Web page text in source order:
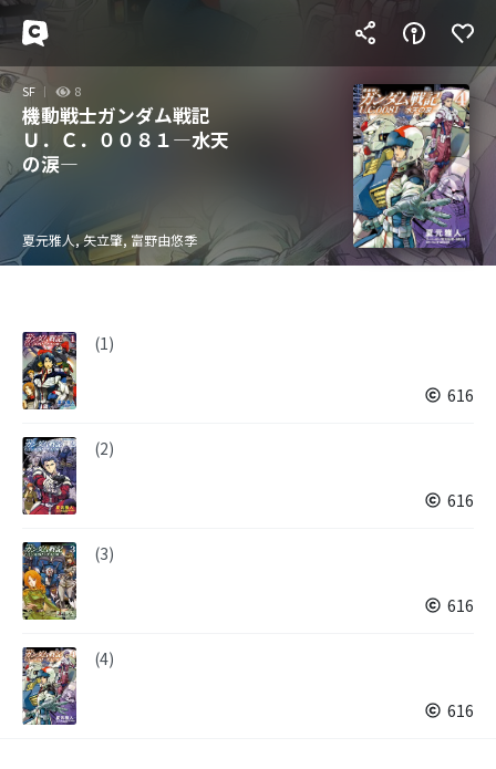
SF 8
機動戦士ガンダム戦記
Ｕ．Ｃ．００８１―水天
の涙―
夏元雅人, 矢立肇, 富野由悠季
(1)
616
(2)
616
(3)
616
(4)
616